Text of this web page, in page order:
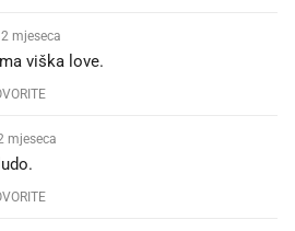
mjeseca
viška love.
mjeseca